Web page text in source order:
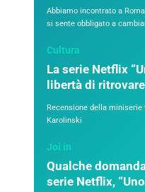
Abbiamo incontrato a
si sente obbligato a
Cultura
La serie Netflix
libertà di
Recensione della miniserie
Karolinski
Joi in
Qualche
serie Netflix,